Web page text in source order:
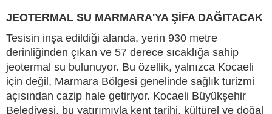
JEOTERMAL SU MARMARA'YA ŞİFA DAĞITACAK
Tesisin inşa edildiği alanda, yerin 930 metre
derinliğinden çıkan ve 57 derece sıcaklığa sahip
jeotermal su bulunuyor. Bu özellik, yalnızca Kocaeli
için değil, Marmara Bölgesi genelinde sağlık turizmi
açısından cazip hale getiriyor. Kocaeli Büyükşehir
Belediyesi, bu yatırımıyla kent tarihi, kültürel ve doğal